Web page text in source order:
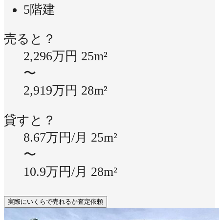
5階建
売ると？
2,296万円 25m²
〜
2,919万円 28m²
貸すと？
8.67万円/月 25m²
〜
10.9万円/月 28m²
実際にいくらで売れるか査定依頼